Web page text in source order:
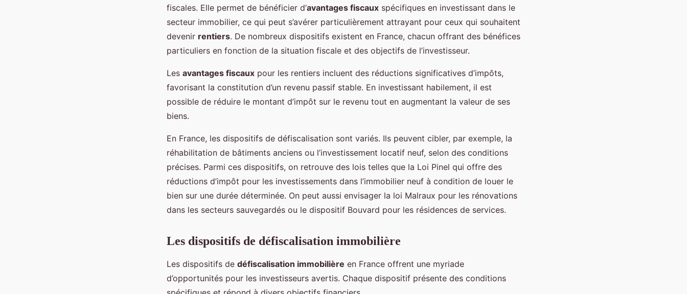
fiscales. Elle permet de bénéficier d’avantages fiscaux spécifiques en investissant dans le
secteur immobilier, ce qui peut s’avérer particulièrement attrayant pour ceux qui souhaitent
devenir rentiers. De nombreux dispositifs existent en France, chacun offrant des bénéfices
particuliers en fonction de la situation fiscale et des objectifs de l’investisseur.
Les avantages fiscaux pour les rentiers incluent des réductions significatives d’impôts,
favorisant la constitution d’un revenu passif stable. En investissant habilement, il est
possible de réduire le montant d’impôt sur le revenu tout en augmentant la valeur de ses
biens.
En France, les dispositifs de défiscalisation sont variés. Ils peuvent cibler, par exemple, la
réhabilitation de bâtiments anciens ou l’investissement locatif neuf, selon des conditions
précises. Parmi ces dispositifs, on retrouve des lois telles que la Loi Pinel qui offre des
réductions d’impôt pour les investissements dans l’immobilier neuf à condition de louer le
bien sur une durée déterminée. On peut aussi envisager la loi Malraux pour les rénovations
dans les secteurs sauvegardés ou le dispositif Bouvard pour les résidences de services.
Les dispositifs de défiscalisation immobilière
Les dispositifs de défiscalisation immobilière en France offrent une myriade
d’opportunités pour les investisseurs avertis. Chaque dispositif présente des conditions